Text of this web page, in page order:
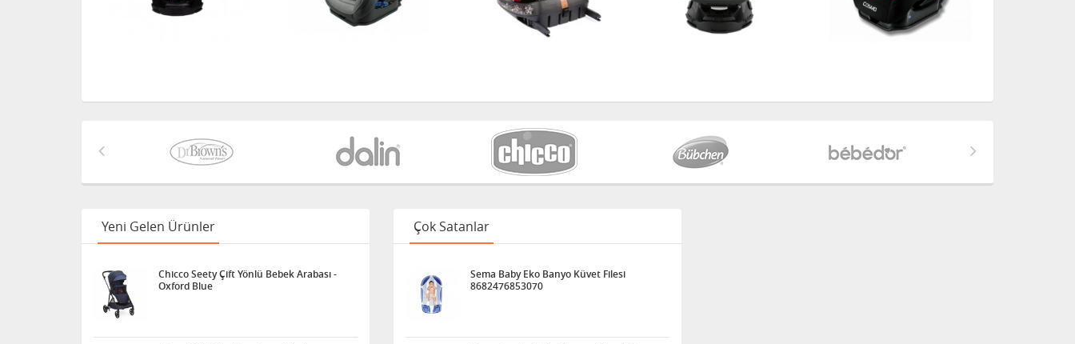
Yeni Gelen Ürünler
Chicco Seety Çift Yönlü Bebek Arabası -
Oxford Blue
Çok Satanlar
Sema Baby Eko Banyo Küvet Filesi
8682476853070